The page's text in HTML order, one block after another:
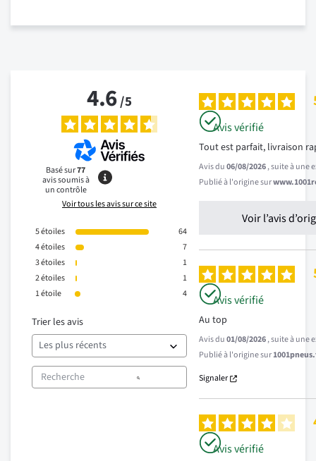
4.6/5
Basé sur77
avis soumis à
un contrôle
Voir tous les avis sur ce site
5étoiles
64
4étoiles
7
3étoiles
1
2étoiles
1
1étoile 4
Trier les avis
Avis vérifié
Tout est parfait, livraison
Avis du06/08/2026, suite à une
Publié à l'origine sur
Voir l’avis
Avis vérifié
Au top
Avis du01/08/2026, suite à une
Publié à l'origine sur
Signaler
Avis vérifié